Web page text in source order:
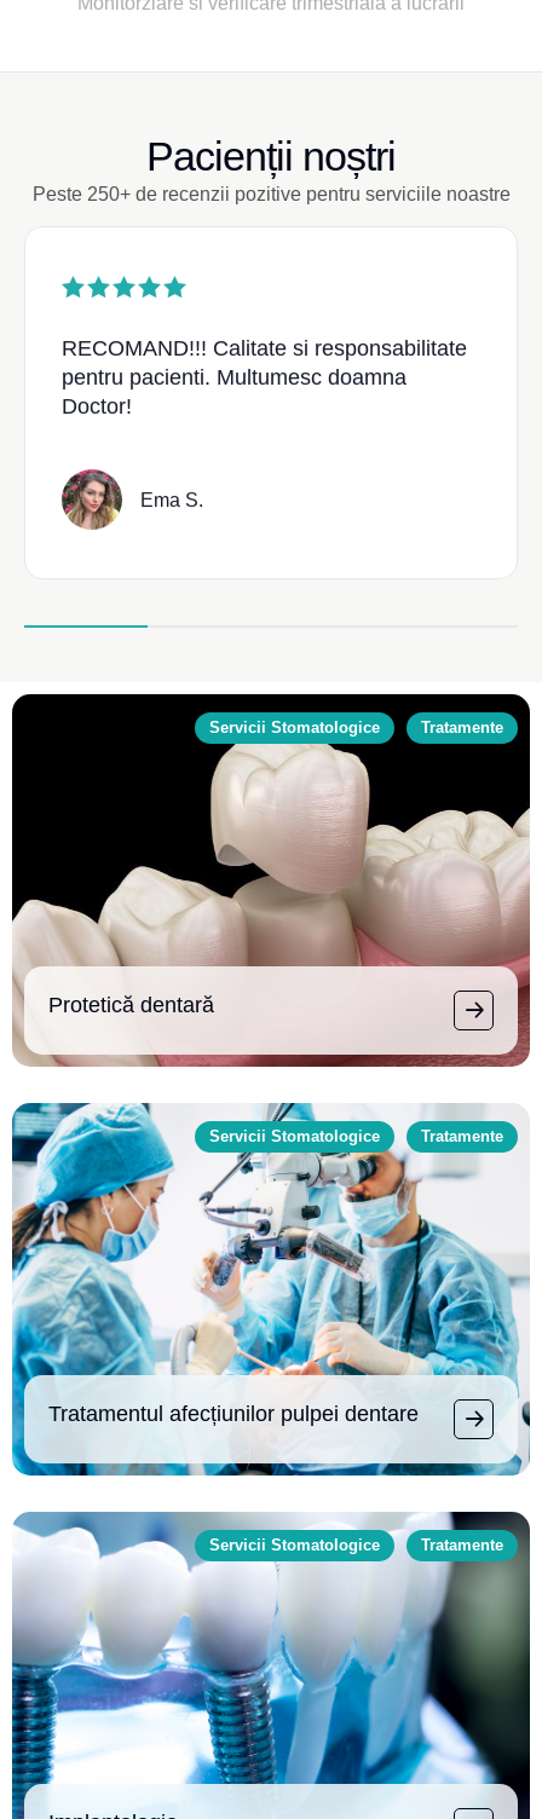
Pacienții noștri
Peste 250+ de recenzii pozitive pentru serviciile noastre
RECOMAND!!! Calitate si responsabilitate
pentru pacienti. Multumesc doamna
Doctor!
Ema S.
Servicii Stomatologice Tratamente
Protetică dentară
Servicii Stomatologice Tratamente
Tratamentul afecțiunilor pulpei dentare
Servicii Stomatologice Tratamente